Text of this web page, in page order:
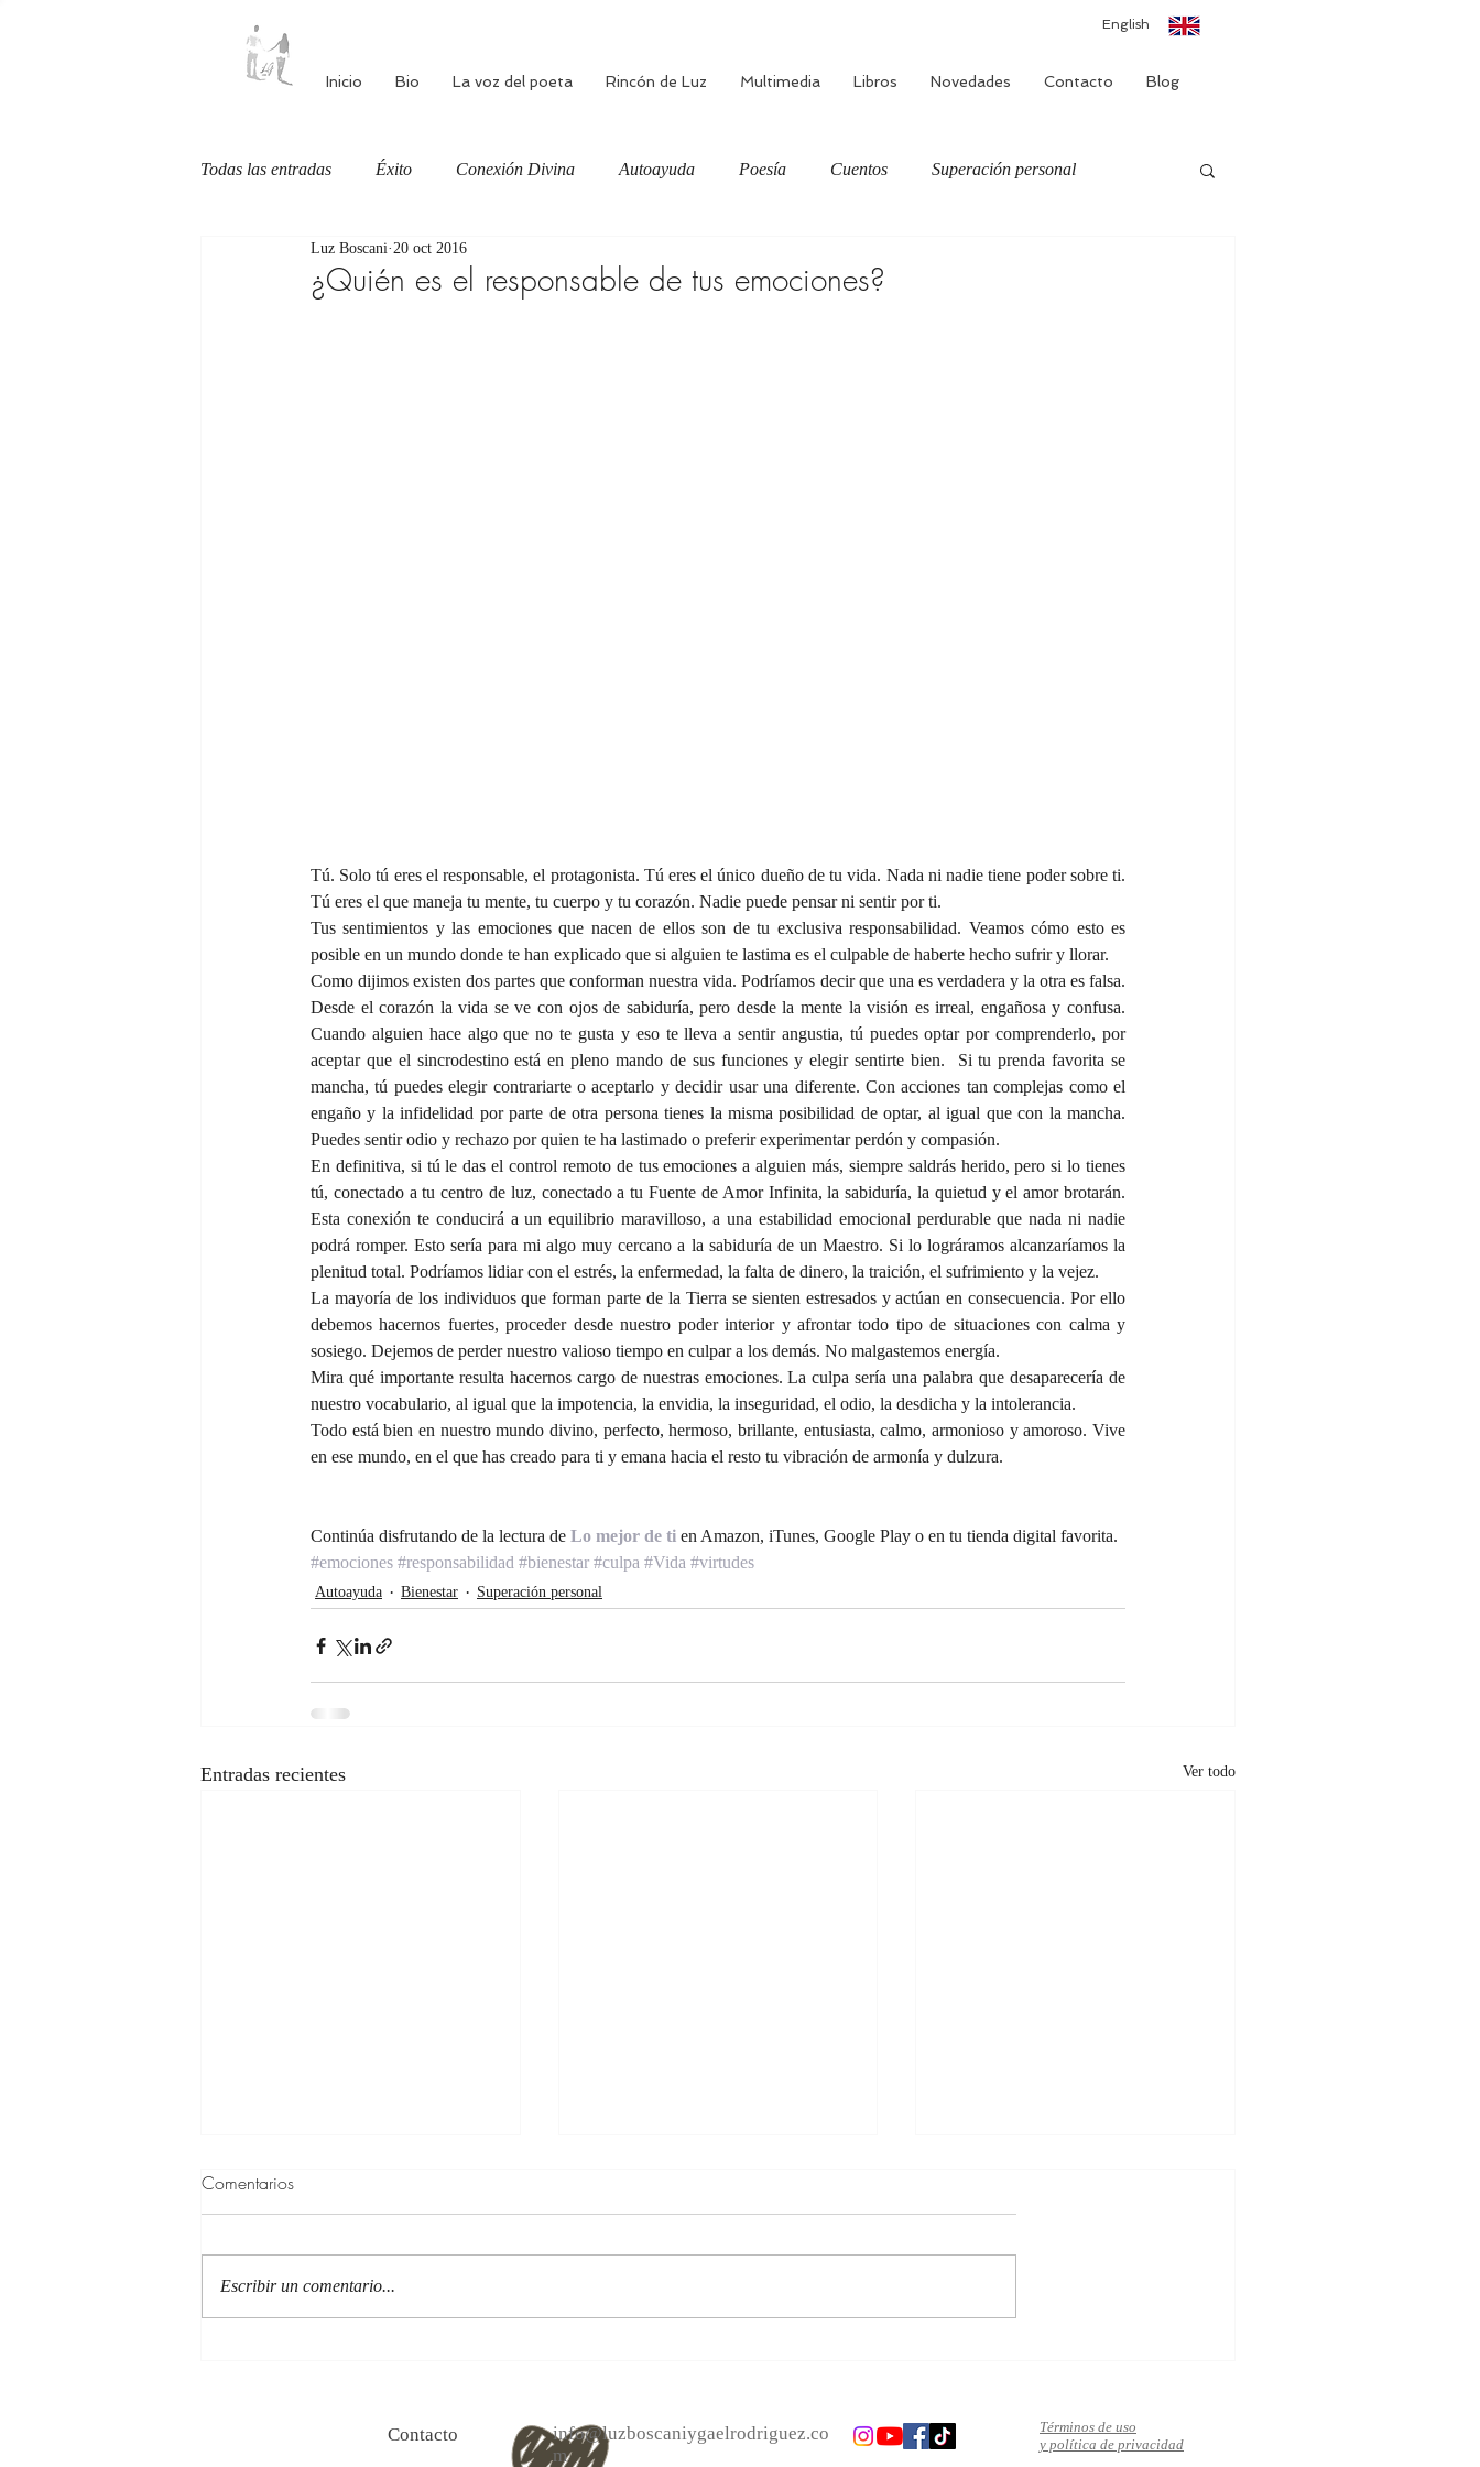
English
Inicio Bio La voz del poeta Rincón de Luz Multimedia Libros Novedades Contacto Blog
Todas las entradas Éxito Conexión Divina Autoayuda Poesía Cuentos Superación personal
Autoestima Alimentación consciente
¿Quién es el responsable de tus emociones?
Luz Boscani 20 oct 2016
Tú. Solo tú eres el responsable, el protagonista. Tú eres el único dueño de tu vida. Nada ni nadie tiene poder sobre ti.
Tú eres el que maneja tu mente, tu cuerpo y tu corazón. Nadie puede pensar ni sentir por ti.
Tus sentimientos y las emociones que nacen de ellos son de tu exclusiva responsabilidad. Veamos cómo esto es
posible en un mundo donde te han explicado que si alguien te lastima es el culpable de haberte hecho sufrir y llorar.
Como dijimos existen dos partes que conforman nuestra vida. Podríamos decir que una es verdadera y la otra es falsa.
Desde el corazón la vida se ve con ojos de sabiduría, pero desde la mente la visión es irreal, engañosa y confusa.
Cuando alguien hace algo que no te gusta y eso te lleva a sentir angustia, tú puedes optar por comprenderlo, por
aceptar que el sincrodestino está en pleno mando de sus funciones y elegir sentirte bien.  Si tu prenda favorita se
mancha, tú puedes elegir contrariarte o aceptarlo y decidir usar una diferente. Con acciones tan complejas como el
engaño y la infidelidad por parte de otra persona tienes la misma posibilidad de optar, al igual que con la mancha.
Puedes sentir odio y rechazo por quien te ha lastimado o preferir experimentar perdón y compasión.
En definitiva, si tú le das el control remoto de tus emociones a alguien más, siempre saldrás herido, pero si lo tienes
tú, conectado a tu centro de luz, conectado a tu Fuente de Amor Infinita, la sabiduría, la quietud y el amor brotarán.
Esta conexión te conducirá a un equilibrio maravilloso, a una estabilidad emocional perdurable que nada ni nadie
podrá romper. Esto sería para mi algo muy cercano a la sabiduría de un Maestro. Si lo lográramos alcanzaríamos la
plenitud total. Podríamos lidiar con el estrés, la enfermedad, la falta de dinero, la traición, el sufrimiento y la vejez.
La mayoría de los individuos que forman parte de la Tierra se sienten estresados y actúan en consecuencia. Por ello
debemos hacernos fuertes, proceder desde nuestro poder interior y afrontar todo tipo de situaciones con calma y
sosiego. Dejemos de perder nuestro valioso tiempo en culpar a los demás. No malgastemos energía.
Mira qué importante resulta hacernos cargo de nuestras emociones. La culpa sería una palabra que desaparecería de
nuestro vocabulario, al igual que la impotencia, la envidia, la inseguridad, el odio, la desdicha y la intolerancia.
Todo está bien en nuestro mundo divino, perfecto, hermoso, brillante, entusiasta, calmo, armonioso y amoroso. Vive
en ese mundo, en el que has creado para ti y emana hacia el resto tu vibración de armonía y dulzura.
Continúa disfrutando de la lectura de Lo mejor de ti en Amazon, iTunes, Google Play o en tu tienda digital favorita.
#emociones #responsabilidad #bienestar #culpa #Vida #virtudes
Autoayuda Bienestar Superación personal
Entradas recientes Ver todo
Comentarios
Escribir un comentario...
Contacto
info@luzboscaniygaelrodriguez.co
m
Términos de uso
y política de privacidad